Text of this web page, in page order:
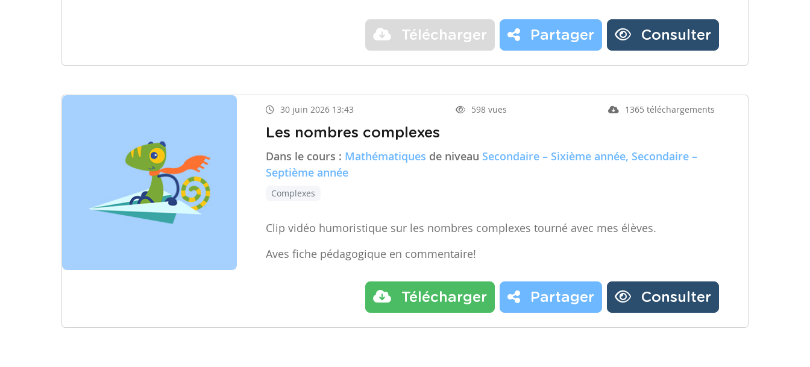
Télécharger Partager Consulter
30 juin 2026 13:43 598 vues 1365 téléchargements
Les nombres complexes
Dans le cours : Mathématiques de niveau Secondaire – Sixième année, Secondaire –
Septième année
Complexes
Clip vidéo humoristique sur les nombres complexes tourné avec mes élèves.
Aves fiche pédagogique en commentaire!
Télécharger Partager Consulter